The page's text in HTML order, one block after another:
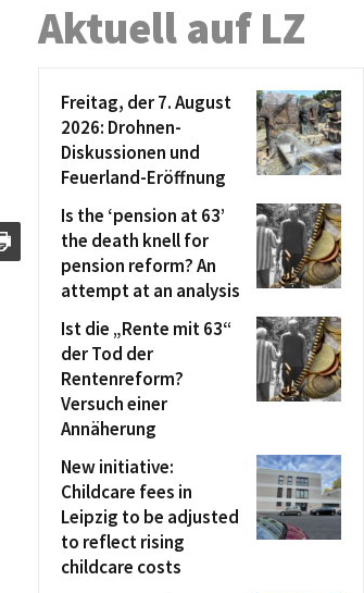
Aktuell auf LZ
Freitag, der 7. August
2026: Drohnen-
Diskussionen und
Feuerland-Eröffnung
Is the ‘pension at 63’
the death knell for
pension reform? An
attempt at an analysis
Ist die „Rente mit 63“
der Tod der
Rentenreform?
Versuch einer
Annäherung
New initiative:
Childcare fees in
Leipzig to be adjusted
to reflect rising
childcare costs